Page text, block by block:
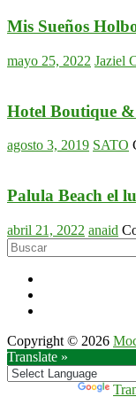
Mis Sueños
mayo 25, 2022 Jaziel
Hotel Boutique
agosto 3, 2019 SATO
Palula Beach el
abril 21, 2022 anaid
Copyright © 2026
Translate »